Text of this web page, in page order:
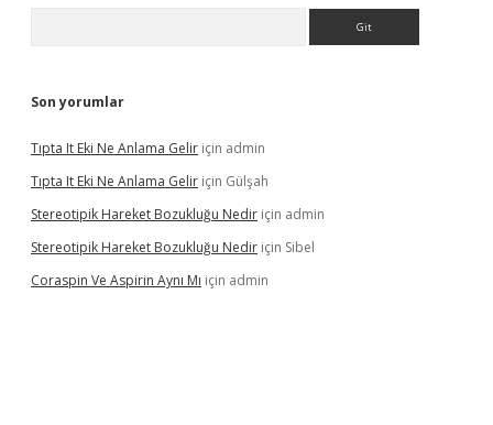
Son yorumlar
Tıpta It Eki Ne Anlama Gelir için admin
Tıpta It Eki Ne Anlama Gelir için Gülşah
Stereotipik Hareket Bozukluğu Nedir için admin
Stereotipik Hareket Bozukluğu Nedir için Sibel
Coraspin Ve Aspirin Aynı Mı için admin